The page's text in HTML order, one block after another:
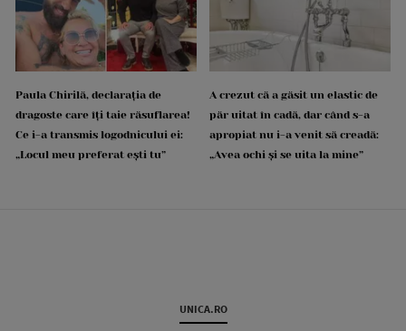
Paula Chirilă, declarația de
dragoste care îți taie răsuflarea!
Ce i-a transmis logodnicului ei:
„Locul meu preferat ești tu”
A crezut că a găsit un elastic de
păr uitat în cadă, dar când s-a
apropiat nu i-a venit să creadă:
„Avea ochi și se uita la mine”
UNICA.RO